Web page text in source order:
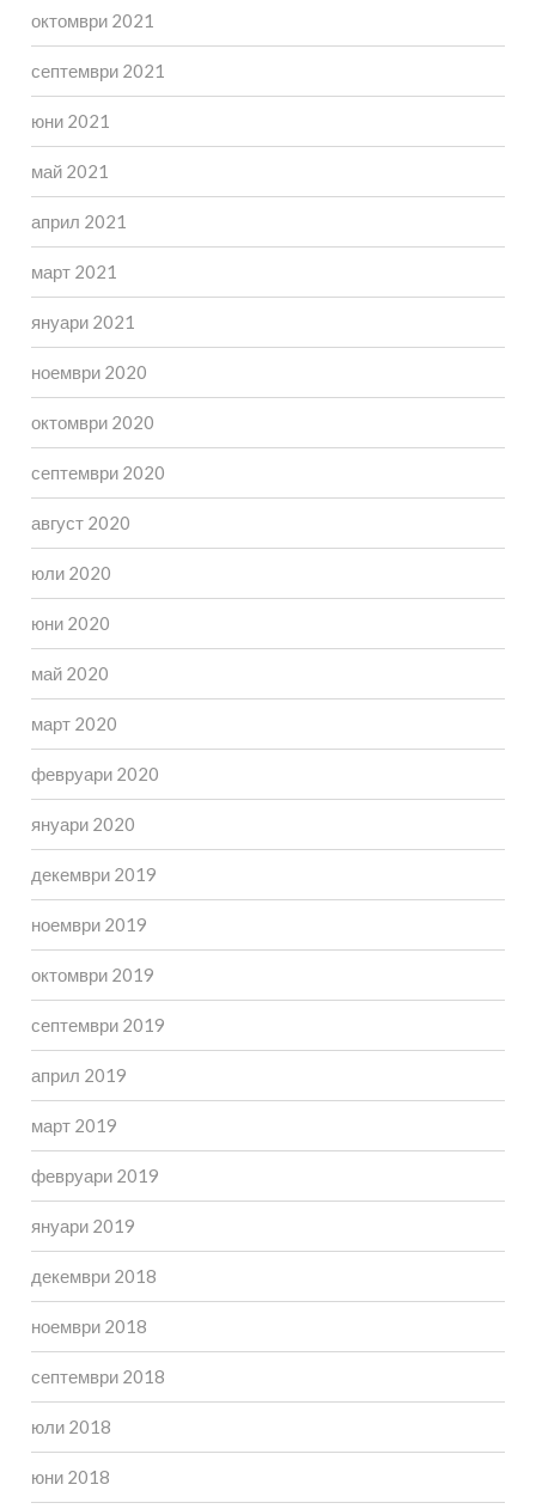
октомври 2021
септември 2021
юни 2021
май 2021
април 2021
март 2021
януари 2021
ноември 2020
октомври 2020
септември 2020
август 2020
юли 2020
юни 2020
май 2020
март 2020
февруари 2020
януари 2020
декември 2019
ноември 2019
октомври 2019
септември 2019
април 2019
март 2019
февруари 2019
януари 2019
декември 2018
ноември 2018
септември 2018
юли 2018
юни 2018